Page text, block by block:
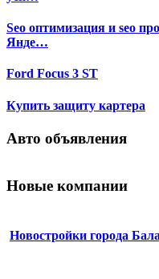
Seo оптимизация и seo
Янде…
Ford Focus 3 ST
Купить защиту картера
Авто объявления
Новые компании
Новостройки города